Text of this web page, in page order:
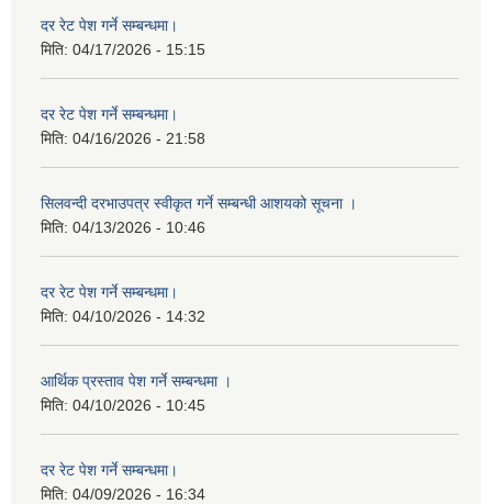
दर रेट पेश गर्ने सम्बन्धमा।
मिति: 04/17/2026 - 15:15
दर रेट पेश गर्ने सम्बन्धमा।
मिति: 04/16/2026 - 21:58
सिलवन्दी दरभाउपत्र स्वीकृत गर्ने सम्बन्धी आशयको सूचना ।
मिति: 04/13/2026 - 10:46
दर रेट पेश गर्ने सम्बन्धमा।
मिति: 04/10/2026 - 14:32
आर्थिक प्रस्ताव पेश गर्ने सम्बन्धमा ।
मिति: 04/10/2026 - 10:45
दर रेट पेश गर्ने सम्बन्धमा।
मिति: 04/09/2026 - 16:34